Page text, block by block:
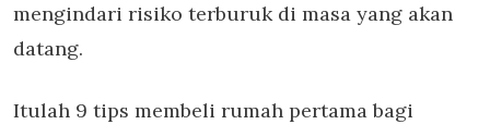
mengindari risiko terburuk di masa yang akan
datang.
Itulah 9 tips membeli rumah pertama bagi